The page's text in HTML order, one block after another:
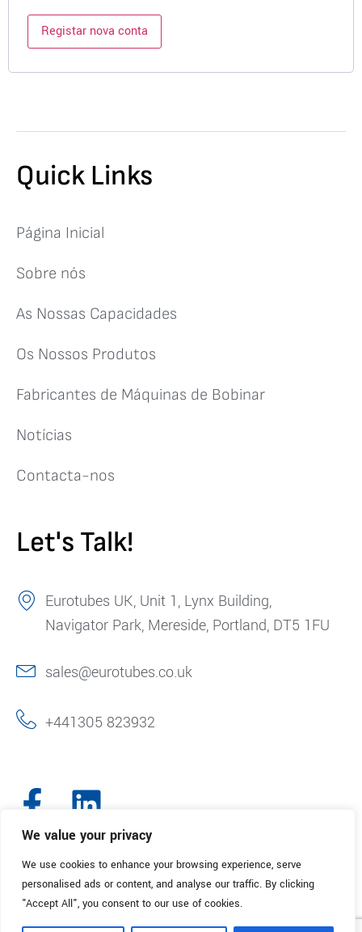
We value your privacy
We use cookies to enhance your browsing experience, serve
personalised ads or content, and analyse our traffic. By clicking
"Accept All", you consent to our use of cookies.
Registar nova conta
Quick Links
Página Inicial
Sobre nós
As Nossas Capacidades
Os Nossos Produtos
Fabricantes de Máquinas de Bobinar
Notícias
Contacta-nos
Let's Talk!
Eurotubes UK, Unit 1, Lynx Building,
Navigator Park, Mereside, Portland, DT5 1FU
sales@eurotubes.co.uk
+441305 823932
© 2025. Eurotubes UK. All Rights Reserved.Made with
by Creative
Marketing